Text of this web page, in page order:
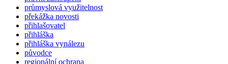
průmyslová využitelnost
překážka novosti
přihlašovatel
přihláška
přihláška vynálezu
původce
regionální ochrana